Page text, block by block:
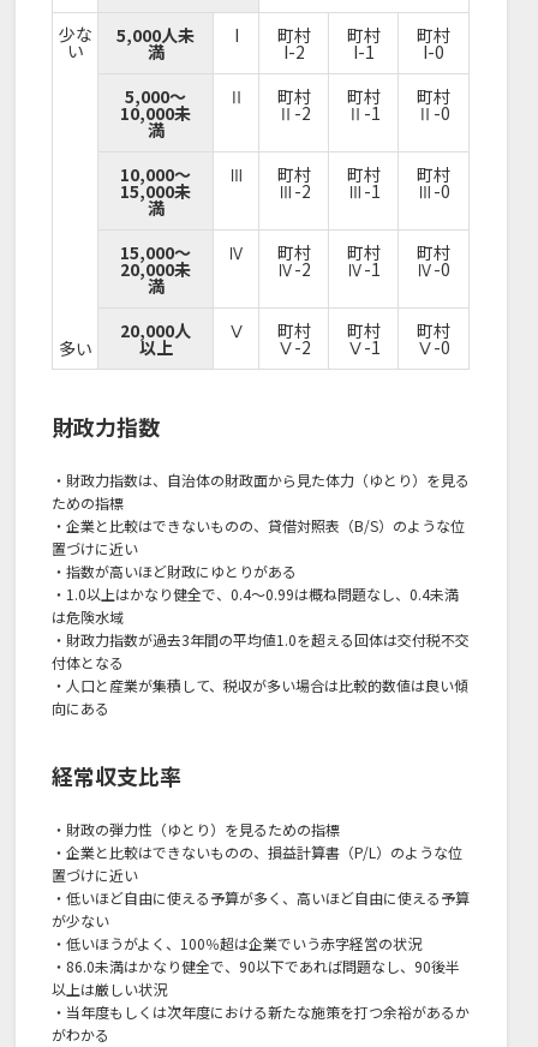
少な
い
多い
5,000人未
満
I 町村
I-2
町村
I-1
町村
I-0
5,000～
10,000未
満
Ⅱ 町村
Ⅱ-2
町村
Ⅱ-1
町村
Ⅱ-0
10,000～
15,000未
満
Ⅲ 町村
Ⅲ-2
町村
Ⅲ-1
町村
Ⅲ-0
15,000～
20,000未
満
Ⅳ 町村
Ⅳ-2
町村
Ⅳ-1
町村
Ⅳ-0
20,000人
以上
Ⅴ 町村
Ⅴ-2
町村
Ⅴ-1
町村
Ⅴ-0
財政力指数
・財政力指数は、自治体の財政面から見た体力（ゆとり）を見る
ための指標
・企業と比較はできないものの、貸借対照表（B/S）のような位
置づけに近い
・指数が高いほど財政にゆとりがある
・1.0以上はかなり健全で、0.4～0.99は概ね問題なし、0.4未満
は危険水域
・財政力指数が過去3年間の平均値1.0を超える回体は交付税不交
付体となる
・人口と産業が集積して、税収が多い場合は比較的数値は良い傾
向にある
経常収支比率
・財政の弾力性（ゆとり）を見るための指標
・企業と比較はできないものの、損益計算書（P/L）のような位
置づけに近い
・低いほど自由に使える予算が多く、高いほど自由に使える予算
が少ない
・低いほうがよく、100％超は企業でいう赤字経営の状況
・86.0未満はかなり健全で、90以下であれば問題なし、90後半
以上は厳しい状況
・当年度もしくは次年度における新たな施策を打つ余裕があるか
がわかる